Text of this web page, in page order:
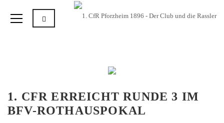
1. CFR ERREICHT RUNDE 3 IM
BFV-ROTHAUSPOKAL